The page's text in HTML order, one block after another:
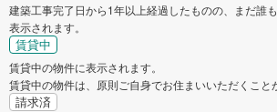
建築工事完了日から1年以上経過したものの、まだ誰
表示されます。
賃貸中
賃貸中の物件に表示されます。
賃貸中の物件は、原則ご自身でお住まいいただくこと
請求済